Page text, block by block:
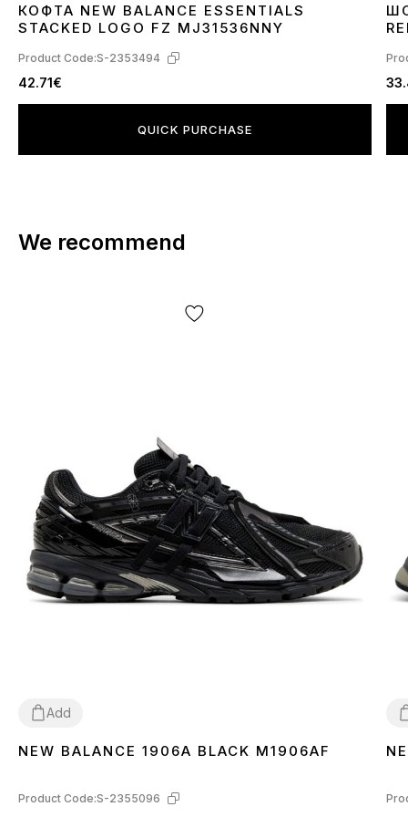
XL
КОФТА NEW BALANCE ESSENTIALS
STACKED LOGO FZ MJ31536NNY
Product Code:S-2353494
42.71€
QUICK PURCHASE
L
We recommend
Add
3637 3839404142 4344 45
NEW BALANCE 1906A BLACK M1906AF
Product Code:S-2355096